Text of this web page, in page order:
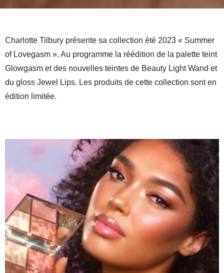
Charlotte Tilbury présente sa collection été 2023 « Summer
of Lovegasm ». Au programme la réédition de la palette teint
Glowgasm et des nouvelles teintes de Beauty Light Wand et
du gloss Jewel Lips. Les produits de cette collection sont en
édition limitée.